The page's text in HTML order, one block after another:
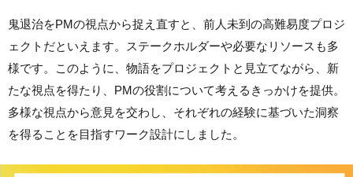
鬼退治をPMの視点から捉え直すと、前人未到の高難易度プロジ
ェクトだといえます。ステークホルダーや必要なリソースも多
様です。このように、物語をプロジェクトと見立てながら、新
たな視点を得たり、 PMの役割について考えるきっかけを提供。
多様な視点から意見を交わし、それぞれの経験に基づいた洞察
を得ることを目指すワーク設計にしました。